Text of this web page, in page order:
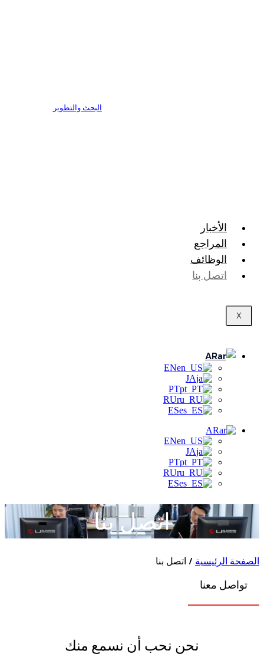
البحث والتطوير
الأخبار
المراجع
الوظائف
اتصل بنا
AR
EN
JA
PT
RU
ES
AR
EN
JA
PT
RU
ES
اتصل بنا
الرئيسية/ اتصل بنا
معنا
نحن نحب أن نسمع منك